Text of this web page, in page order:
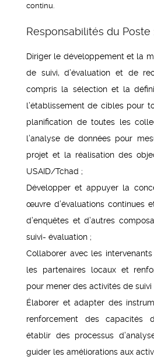
continu.
Responsabilités du Poste
Diriger le développement et la
de suivi, d’évaluation et de
compris la sélection et la
l’établissement de cibles pour
planification de toutes les
l’analyse de données pour
projet et la réalisation des
USAID/Tchad ;
Développer et appuyer la
œuvre d’évaluations continues
d’enquêtes et d’autres
suivi- évaluation ;
Collaborer avec les
les partenaires locaux et
pour mener des activités de suivi
Élaborer et adapter des
renforcement des capacités
établir des processus
guider les améliorations aux